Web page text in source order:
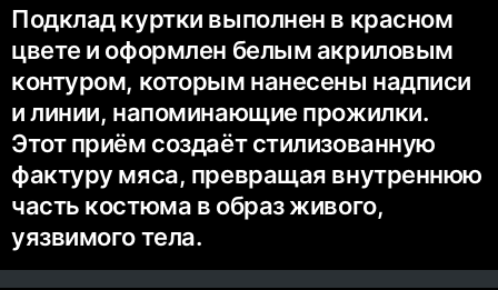
Подклад куртки выполнен в красном
цвете и оформлен белым акриловым
контуром, которым нанесены надписи
и линии, напоминающие прожилки.
Этот приём создаёт стилизованную
фактуру мяса, превращая внутреннюю
часть костюма в образ живого,
уязвимого тела.